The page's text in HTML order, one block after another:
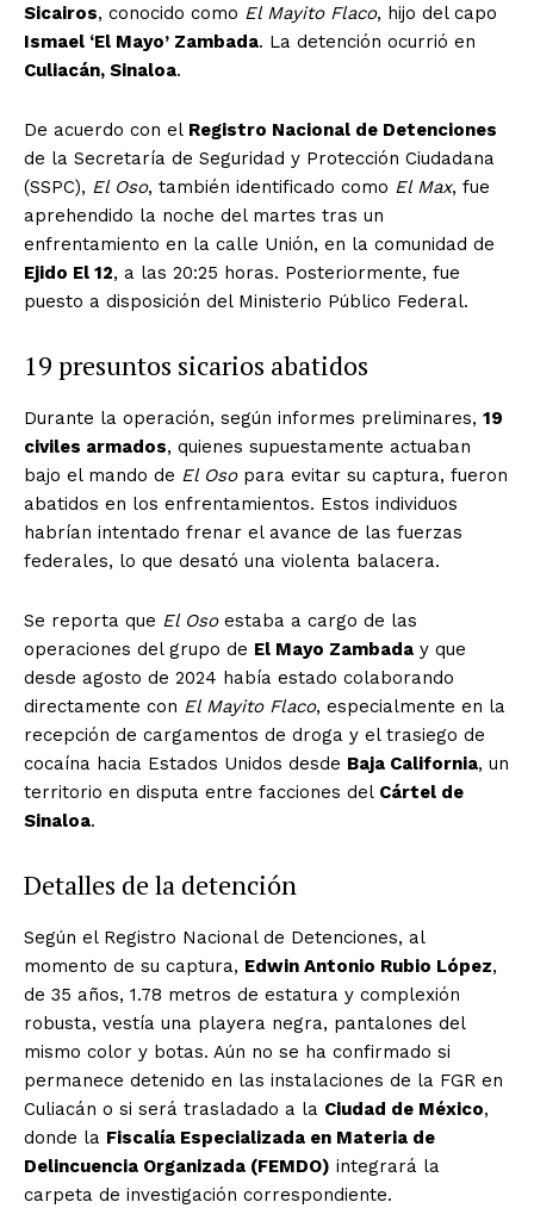
Sicairos, conocido como El Mayito Flaco, hijo del capo
Ismael ‘El Mayo’ Zambada. La detención ocurrió en
Culiacán, Sinaloa.
De acuerdo con el Registro Nacional de Detenciones
de la Secretaría de Seguridad y Protección Ciudadana
(SSPC), El Oso, también identificado como El Max, fue
aprehendido la noche del martes tras un
enfrentamiento en la calle Unión, en la comunidad de
Ejido El 12, a las 20:25 horas. Posteriormente, fue
puesto a disposición del Ministerio Público Federal.
19 presuntos sicarios abatidos
Durante la operación, según informes preliminares, 19
civiles armados, quienes supuestamente actuaban
bajo el mando de El Osopara evitar su captura, fueron
abatidos en los enfrentamientos. Estos individuos
habrían intentado frenar el avance de las fuerzas
federales, lo que desató una violenta balacera.
Se reporta que El Osoestaba a cargo de las
operaciones del grupo de El Mayo Zambada y que
desde agosto de 2024 había estado colaborando
directamente con El Mayito Flaco, especialmente en la
recepción de cargamentos de droga y el trasiego de
cocaína hacia Estados Unidos desde Baja California, un
territorio en disputa entre facciones del Cártel de
Sinaloa.
Detalles de la detención
Según el Registro Nacional de Detenciones, al
momento de su captura, Edwin Antonio Rubio López,
de 35 años, 1.78 metros de estatura y complexión
robusta, vestía una playera negra, pantalones del
mismo color y botas. Aún no se ha confirmado si
permanece detenido en las instalaciones de la FGR en
Culiacán o si será trasladado a la Ciudad de México,
donde la Fiscalía Especializada en Materia de
Delincuencia Organizada (FEMDO) integrará la
carpeta de investigación correspondiente.